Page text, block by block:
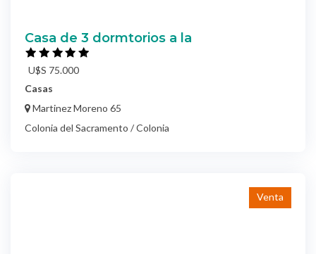
Casa de 3 dormtorios a la
U$S 75.000
Casas
Martinez Moreno 65
Colonia del Sacramento / Colonia
Venta